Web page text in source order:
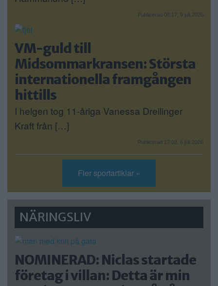
Publicerad 08:17, 9 juli 2026
VM-guld till
Midsommarkransen: Största
internationella framgången
hittills
I helgen tog 11-åriga Vanessa Dreilinger
Kraft från […]
Publicerad 17:02, 6 juli 2026
Fler sportartiklar »
NÄRINGSLIV
NOMINERAD: Niclas startade
företag i villan: Detta är min